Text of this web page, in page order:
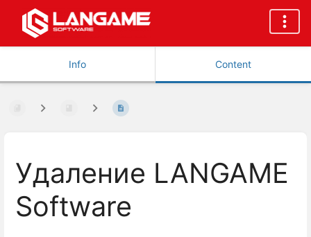
Info Content
Удаление LANGAME
Software